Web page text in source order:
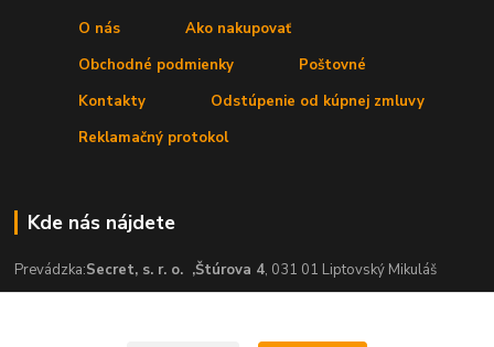
O nás
Ako nakupovať
Obchodné podmienky
Poštovné
Kontakty
Odstúpenie od kúpnej zmluvy
Reklamačný protokol
Kde nás nájdete
Prevádzka:Secret, s. r. o. ,Štúrova 4, 031 01 Liptovský Mikuláš